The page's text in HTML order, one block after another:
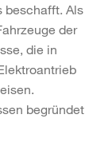
beschafft. Als
der
die in
begründet